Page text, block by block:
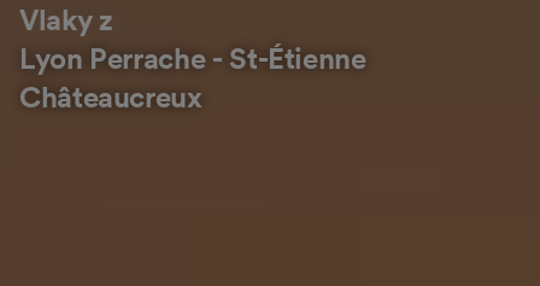
Vlaky z
Lyon Perrache - St-Étienne
Châteaucreux